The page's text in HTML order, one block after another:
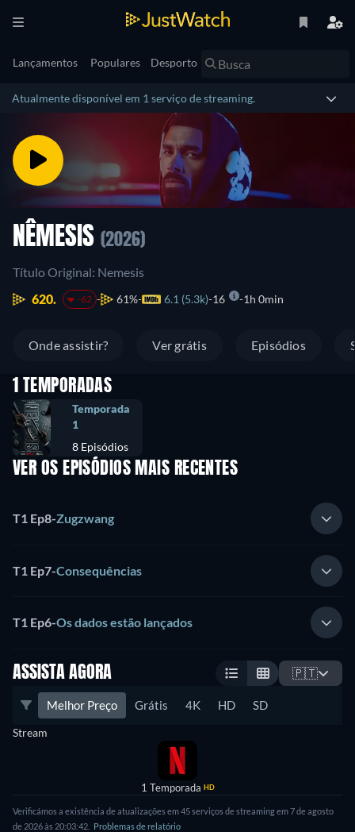
Lançamentos Populares Desporto
Atualmente disponível em 1 serviço de streaming.
NÊMESIS (2026)
Título Original: Nemesis
620.
-62 61% 6.1 (5.3k) 16 1h 0min
Onde assistir? Ver grátis Episódios
1 TEMPORADAS
Temporada
1
8 Episódios
VER OS EPISÓDIOS MAIS RECENTES
T1 Ep8-Zugzwang
T1 Ep7-Consequências
T1 Ep6-Os dados estão lançados
ASSISTA AGORA 🇵🇹
Melhor Preço Grátis 4K HD SD
Stream
1 Temporada HD
Verificámos a existência de atualizações em 45 serviços de streaming em 7 de agosto
de 2026 às 20:03:42.
Problemas de relatório